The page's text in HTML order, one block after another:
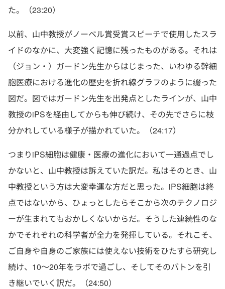
た。（23:20）
以前、山中教授がノーベル賞受賞スピーチで使用したスラ
イドのなかに、大変強く記憶に残ったものがある。それは
（ジョン・）ガードン先生からはじまった、いわゆる幹細
胞医療における進化の歴史を折れ線グラフのように綴った
図だ。図ではガードン先生を出発点としたラインが、山中
教授のiPSを経由してからも伸び続け、その先でさらに枝
分かれしている様子が描かれていた。（24:17）
つまりiPS細胞は健康・医療の進化において一通過点でし
かないと、山中教授は訴えていた訳だ。私はそのとき、山
中教授という方は大変幸運な方だと思った。iPS細胞は終
点ではないから、ひょっとしたらそこから次のテクノロジ
ーが生まれてもおかしくないからだ。そうした連続性のな
かでそれぞれの科学者が全力を発揮している。それこそ、
ご自身や自身のご家族には使えない技術をひたすら研究し
続け、10〜20年をラボで過ごし、そしてそのバトンを引
き継いでいく訳だ。（24:50）